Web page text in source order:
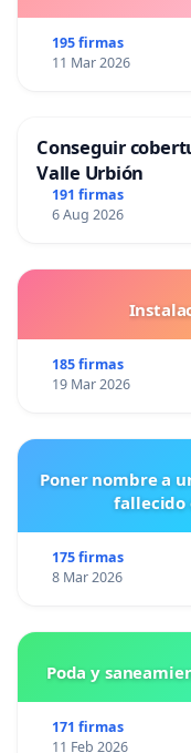
195 firmas
11 Mar 2026
Conseguir
Valle Urbión
191 firmas
6 Aug 2026
185 firmas
19 Mar 2026
Poner nombre a
fallecido
175 firmas
8 Mar 2026
Poda y
171 firmas
11 Feb 2026